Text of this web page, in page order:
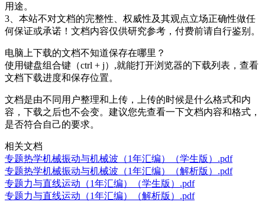
用途。
3、本站不对文档的完整性、权威性及其观点立场正确性做任
何保证或承诺！文档内容仅供研究参考，付费前请自行鉴别。
电脑上下载的文档不知道保存在哪里？
使用键盘组合键（ctrl + j）,就能打开浏览器的下载列表，查看
文档下载进度和保存位置。
文档是由不同用户整理和上传，上传的时候是什么格式和内
容，下载之后也不会变。建议您先查看一下文档内容和格式，
是否符合自己的要求。
相关文档
专题热学机械振动与机械波（1年汇编）（学生版）.pdf
专题热学机械振动与机械波（1年汇编）（解析版）.pdf
专题力与直线运动（1年汇编）（学生版）.pdf
专题力与直线运动（1年汇编）（解析版）.pdf